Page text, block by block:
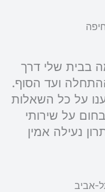
בבית שלי דרך
ועד הסוף.
על כל השאלות
על שירותי
נעילה אמין
אביב